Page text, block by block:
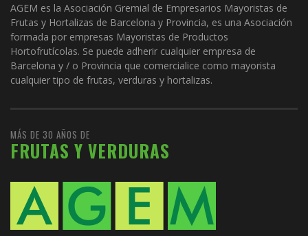
AGEM es la Asociación Gremial de Empresarios Mayoristas de
Frutas y Hortalizas de Barcelona y Provincia, es una Asociación
formada por empresas Mayoristas de Productos
Hortofrutícolas. Se puede adherir cualquier empresa de
Barcelona y / o Provincia que comercialice como mayorista
cualquier tipo de frutas, verduras y hortalizas.
MÁS DE 30 AÑOS DE
FRUTAS Y VERDURAS